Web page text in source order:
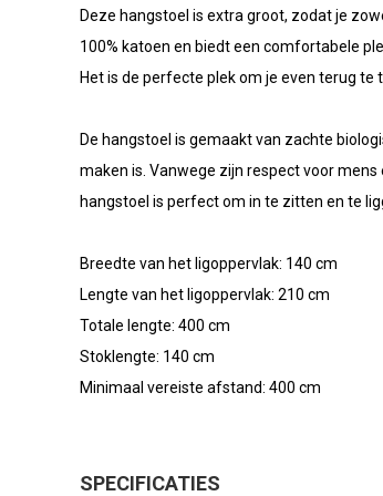
Deze hangstoel is extra groot, zodat je
100% katoen en biedt een comfortabele
Het is de perfecte plek om je even terug te
De hangstoel is gemaakt van zachte
maken is. Vanwege zijn respect voor
hangstoel is perfect om in te zitten en te
Breedte van het ligoppervlak: 140 cm
Lengte van het ligoppervlak: 210 cm
Totale lengte: 400 cm
Stoklengte: 140 cm
Minimaal vereiste afstand: 400 cm
SPECIFICATIES